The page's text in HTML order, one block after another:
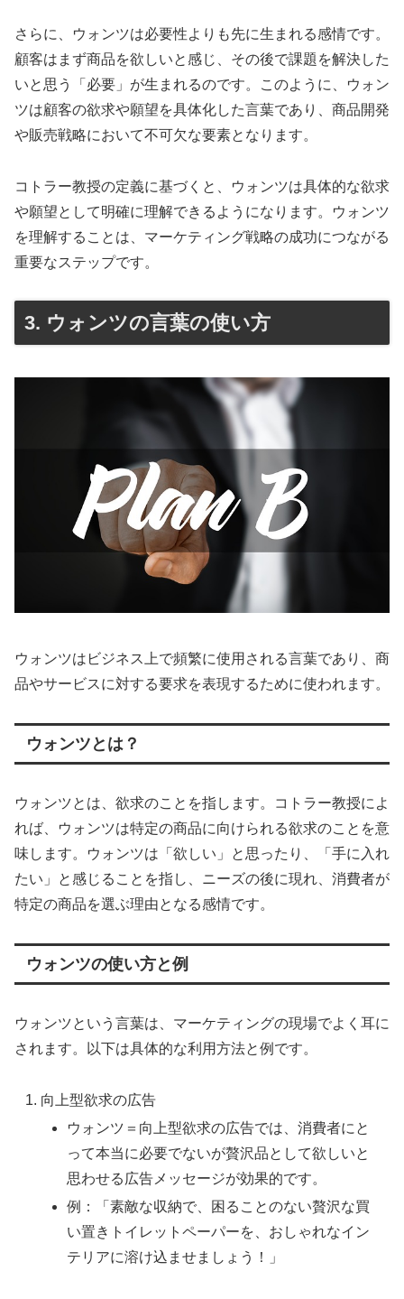
さらに、ウォンツは必要性よりも先に生まれる感情です。
顧客はまず商品を欲しいと感じ、その後で課題を解決した
いと思う「必要」が生まれるのです。このように、ウォン
ツは顧客の欲求や願望を具体化した言葉であり、商品開発
や販売戦略において不可欠な要素となります。
コトラー教授の定義に基づくと、ウォンツは具体的な欲求
や願望として明確に理解できるようになります。ウォンツ
を理解することは、マーケティング戦略の成功につながる
重要なステップです。
3. ウォンツの言葉の使い方
ウォンツはビジネス上で頻繁に使用される言葉であり、商
品やサービスに対する要求を表現するために使われます。
ウォンツとは？
ウォンツとは、欲求のことを指します。コトラー教授によ
れば、ウォンツは特定の商品に向けられる欲求のことを意
味します。ウォンツは「欲しい」と思ったり、「手に入れ
たい」と感じることを指し、ニーズの後に現れ、消費者が
特定の商品を選ぶ理由となる感情です。
ウォンツの使い方と例
ウォンツという言葉は、マーケティングの現場でよく耳に
されます。以下は具体的な利用方法と例です。
向上型欲求の広告
ウォンツ＝向上型欲求の広告では、消費者にと
って本当に必要でないが贅沢品として欲しいと
思わせる広告メッセージが効果的です。
例：「素敵な収納で、困ることのない贅沢な買
い置きトイレットペーパーを、おしゃれなイン
テリアに溶け込ませましょう！」